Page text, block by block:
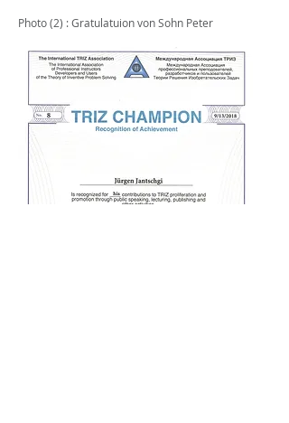
Photo (2) : Gratulatuion von Sohn Peter